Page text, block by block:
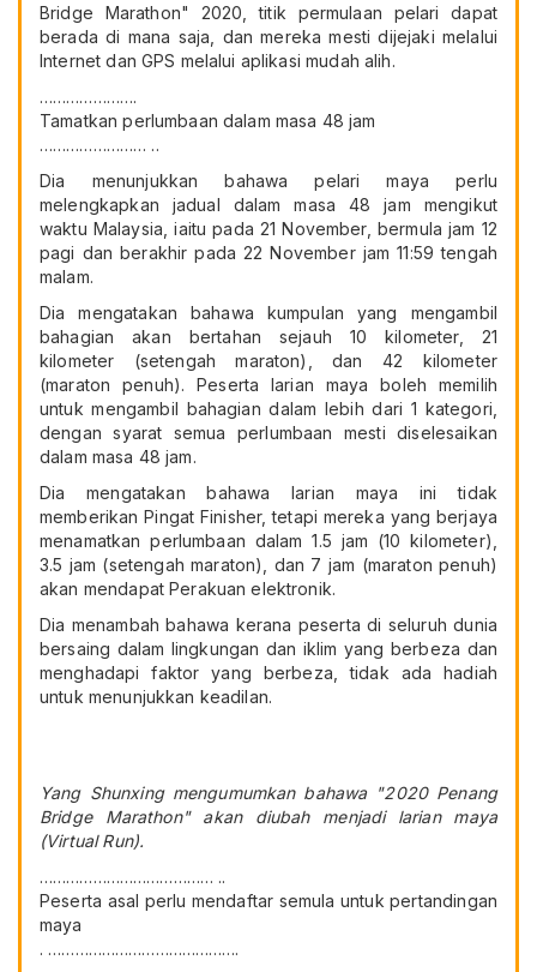
Bridge Marathon" 2020, titik permulaan pelari dapat
berada di mana saja, dan mereka mesti dijejaki melalui
Internet dan GPS melalui aplikasi mudah alih.
………………….
Tamatkan perlumbaan dalam masa 48 jam
…………………… ..
Dia menunjukkan bahawa pelari maya perlu
melengkapkan jadual dalam masa 48 jam mengikut
waktu Malaysia, iaitu pada 21 November, bermula jam 12
pagi dan berakhir pada 22 November jam 11:59 tengah
malam.
Dia mengatakan bahawa kumpulan yang mengambil
bahagian akan bertahan sejauh 10 kilometer, 21
kilometer (setengah maraton), dan 42 kilometer
(maraton penuh). Peserta larian maya boleh memilih
untuk mengambil bahagian dalam lebih dari 1 kategori,
dengan syarat semua perlumbaan mesti diselesaikan
dalam masa 48 jam.
Dia mengatakan bahawa larian maya ini tidak
memberikan Pingat Finisher, tetapi mereka yang berjaya
menamatkan perlumbaan dalam 1.5 jam (10 kilometer),
3.5 jam (setengah maraton), dan 7 jam (maraton penuh)
akan mendapat Perakuan elektronik.
Dia menambah bahawa kerana peserta di seluruh dunia
bersaing dalam lingkungan dan iklim yang berbeza dan
menghadapi faktor yang berbeza, tidak ada hadiah
untuk menunjukkan keadilan.
Yang Shunxing mengumumkan bahawa "2020 Penang
Bridge Marathon" akan diubah menjadi larian maya
(Virtual Run).
………………………………… ..
Peserta asal perlu mendaftar semula untuk pertandingan
maya
. …………………………………….